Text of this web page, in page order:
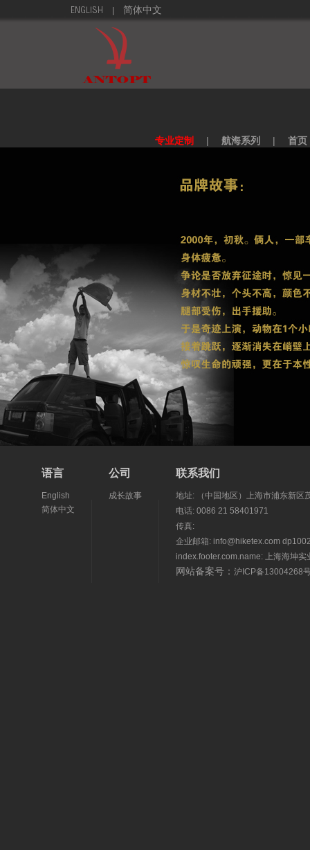
ENGLISH 简体中文
专业定制 | 航海系列 | 首页
语言
English
简体中文
公司
成长故事
联系我们
地址: （中国地区）上海市浦东新区
电话: 0086 21 58401971
传真:
企业邮箱: info@hiketex.com
index.footer.com.name: 上海海坤实
网站备案号： 沪ICP备13004268